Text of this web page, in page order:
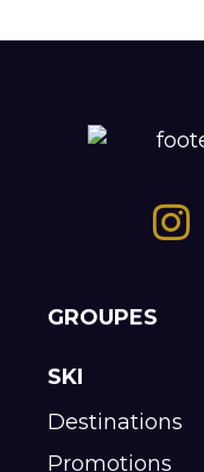
GROUPES
SKI
Destinations
Promotions